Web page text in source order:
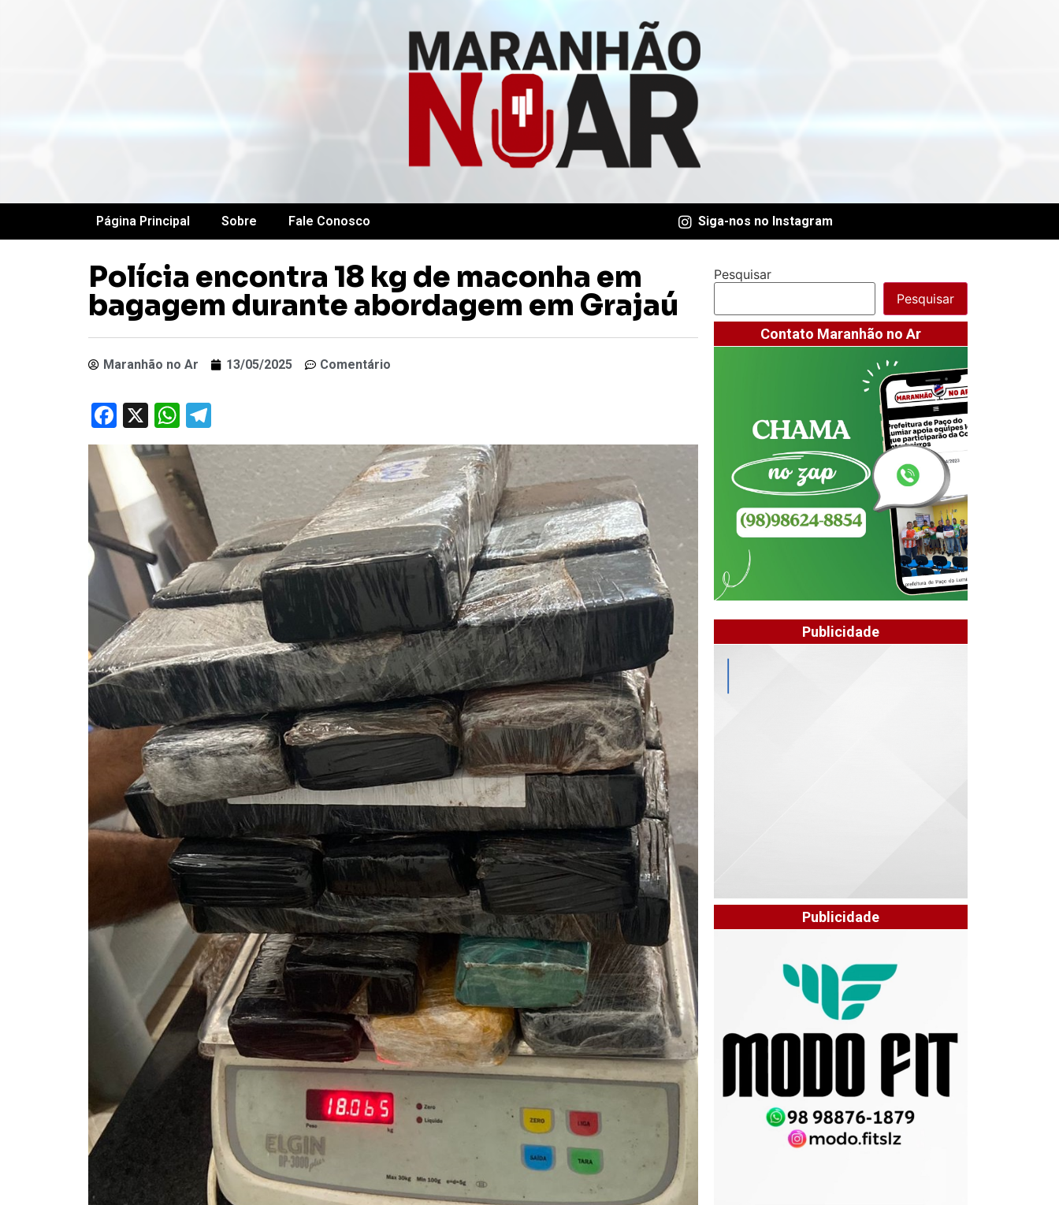
Página Principal Sobre Fale Conosco Siga-nos no Instagram
Polícia encontra 18 kg de maconha em
bagagem durante abordagem em Grajaú
Maranhão no Ar 13/05/2025 Comentário
Facebook
X WhatsApp
Pesquisar
Pesquisar
Contato Maranhão no Ar
Publicidade
Publicidade